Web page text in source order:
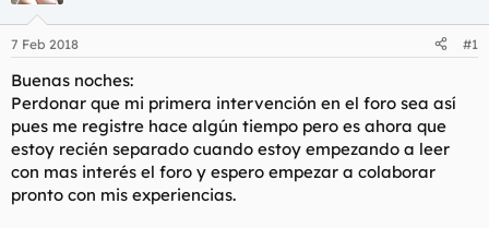
a
d
o
d
e
l
t
e
a
e
c
i
o
7 Feb 2018 #1
Buenas noches:
Perdonar que mi primera intervención en el foro sea así
pues me registre hace algún tiempo pero es ahora que
estoy recién separado cuando estoy empezando a leer
con mas interés el foro y espero empezar a colaborar
pronto con mis experiencias.